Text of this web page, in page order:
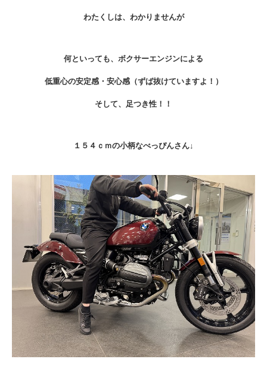
わたくしは、わかりませんが
何といっても、ボクサーエンジンによる
低重心の安定感・安心感（ずば抜けていますよ！）
そして、足つき性！！
１５４ｃｍの小柄なべっぴんさん↓